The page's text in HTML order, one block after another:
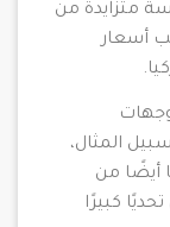
متزايدة من
أسعار
المثال،
أيضًا من
كبيرًا